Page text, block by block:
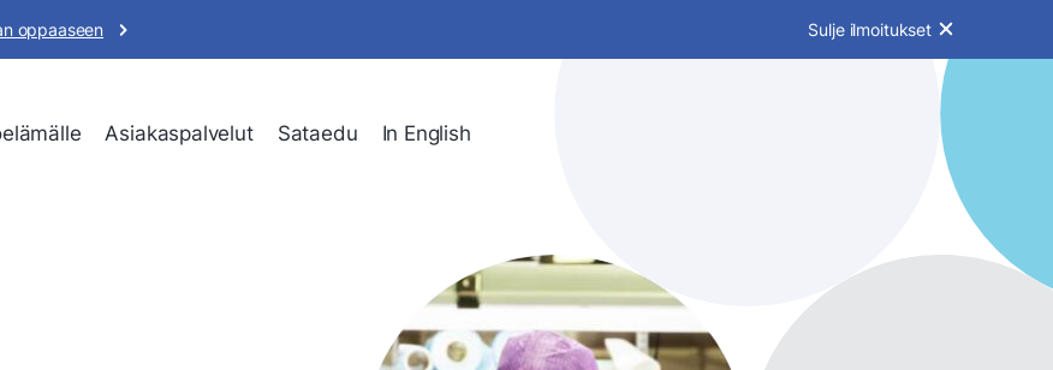
oppaaseen Sulje ilmoitukset
Asiakaspalvelut Sataedu In English